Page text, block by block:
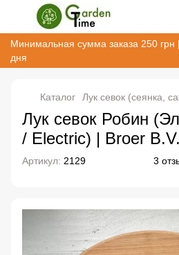
Минимальная сумма заказа 250 грн
дня
Каталог Лук севок (сеянка,
Лук севок Робин
/ Electric) | Broer
Артикул: 2129 3